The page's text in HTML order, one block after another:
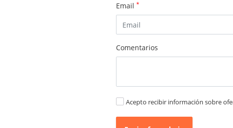
Email *
Comentarios
Acepto recibir información sobre